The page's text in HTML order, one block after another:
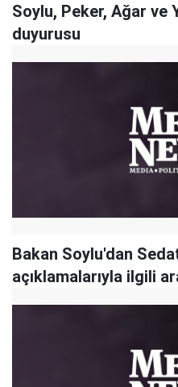
Soylu, Peker, Ağar ve
duyurusu
Bakan Soylu'dan
açıklamalarıyla ilgili